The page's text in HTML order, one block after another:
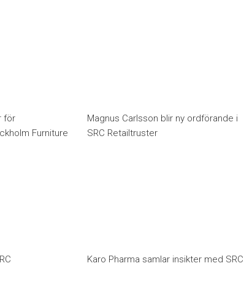
för
Furniture
Magnus Carlsson blir ny ordförande i
SRC Retailtruster
Karo Pharma samlar insikter med SRC